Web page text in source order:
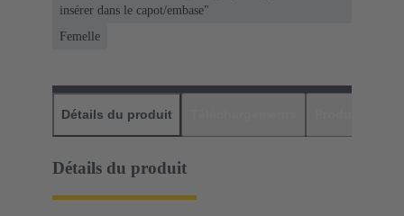
insérer dans le capot/embase"
Femelle
Détails du produit
Détails du produit